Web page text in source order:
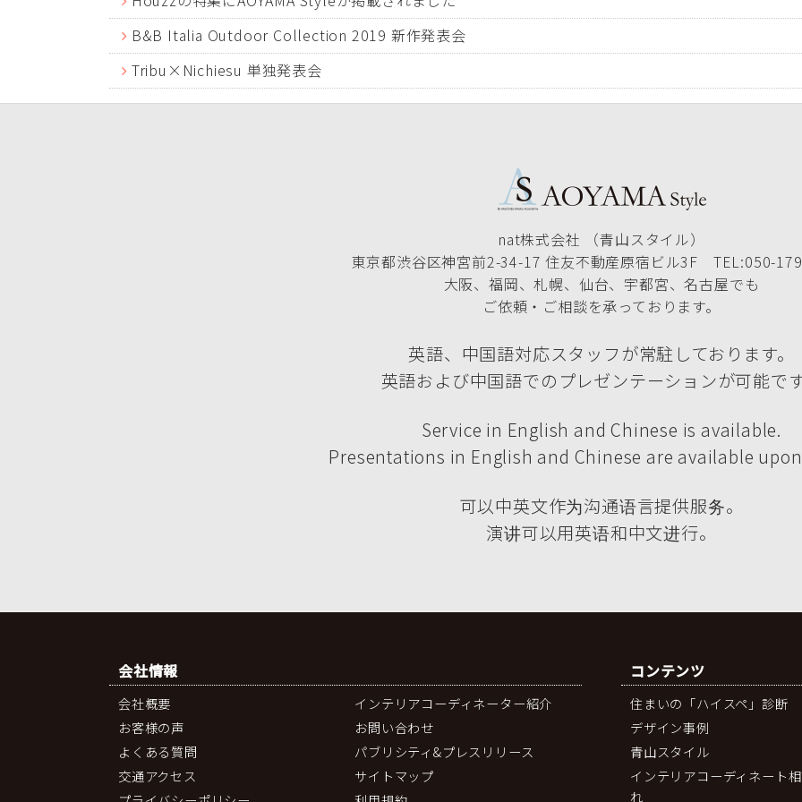
B&B Italia Outdoor Collection 2019 新作発表会
Tribu×Nichiesu 単独発表会
nat株式会社 （青山スタイル）
東京都渋谷区神宮前2-34-17 住友不動産原宿ビル3F TEL:050-
大阪、福岡、札幌、仙台、宇都宮、名古屋でも
ご依頼・ご相談を承っております。
英語、中国語対応スタッフが常駐しております。
英語および中国語でのプレゼンテーションが可能です
Service in English and Chinese is available.
Presentations in English and Chinese are available
可以中英文作为沟通语言提供服务。
演讲可以用英语和中文进行。
会社情報
会社概要
インテリアコーディネーター紹介
お客様の声
お問い合わせ
よくある質問
パブリシティ&プレスリリース
交通アクセス
サイトマップ
コンテンツ
住まいの「ハイスペ」診断
デザイン事例
青山スタイル
インテリアコーディネート
れ